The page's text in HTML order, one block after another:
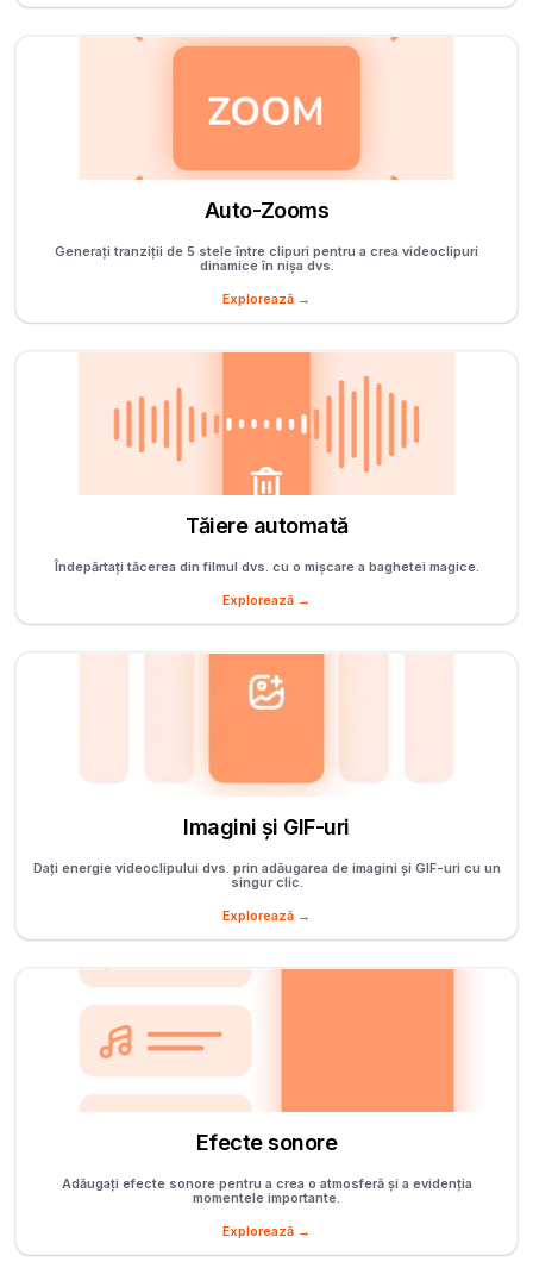
Auto-Zooms
Generați tranziții de 5 stele între clipuri pentru a crea videoclipuri
dinamice în nișa dvs.
Explorează →
Tăiere automată
Îndepărtați tăcerea din filmul dvs. cu o mișcare a baghetei magice.
Explorează →
Imagini și GIF-uri
Dați energie videoclipului dvs. prin adăugarea de imagini și GIF-uri cu un
singur clic.
Explorează →
Efecte sonore
Adăugați efecte sonore pentru a crea o atmosferă și a evidenția
momentele importante.
Explorează →